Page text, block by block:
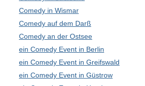
Comedy in Wismar
Comedy auf dem Darß
Comedy an der Ostsee
ein Comedy Event in Berlin
ein Comedy Event in Greifswald
ein Comedy Event in Güstrow